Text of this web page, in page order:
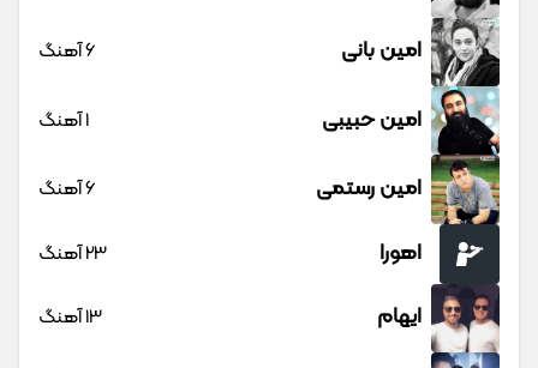
امین بانی 6 آهنگ
امین حبیبی 1 آهنگ
امین رستمی 6 آهنگ
اهورا 23 آهنگ
ایهام 13 آهنگ